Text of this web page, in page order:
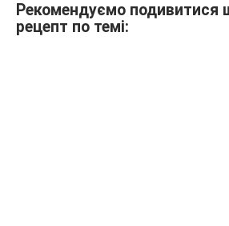
Рекомендуємо подивитися
рецепт по темі: